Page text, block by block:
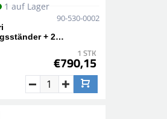
1 auf Lager
90-530-0002
+ 2
1 STK
€790,15